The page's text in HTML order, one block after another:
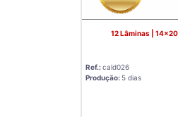
12 Lâminas |
Ref.:cald026
Produção: 5 dias